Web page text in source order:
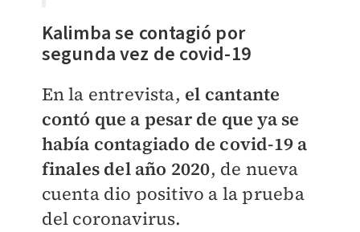
Kalimba se contagió por
segunda vez de covid-19
En la entrevista, el cantante
contó que a pesar de que ya se
había contagiado de covid-19 a
finales del año 2020, de nueva
cuenta dio positivo a la prueba
del coronavirus.